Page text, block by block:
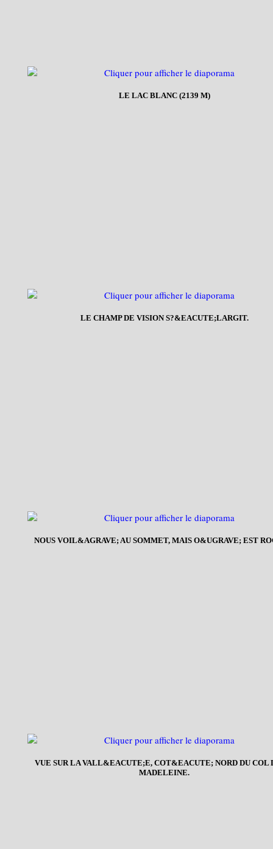
LE LAC BLANC (2139 M)
LE CHAMP DE VISION S?&EACUTE;LARGIT.
NOUS VOIL&AGRAVE; AU SOMMET, MAIS O&UGRAVE; EST
VUE SUR LA VALL&EACUTE;E, COT&EACUTE; NORD DU COL
MADELEINE.